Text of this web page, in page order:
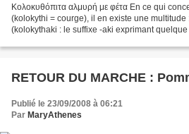
Κολοκυθόπιτα αλμυρή με φέτα En ce qui
(kolokythi = courge), il en existe une multitude
(kolokythaki : le suffixe -aki exprimant
RETOUR DU MARCHE :
Publié le 23/09/2008 à 06:21
Par MaryAthenes